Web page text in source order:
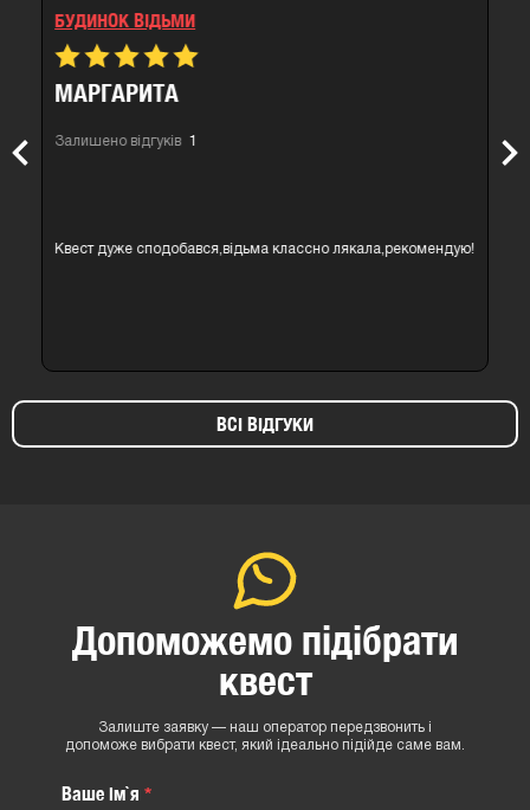
Previous
БУДИНОК ВІДЬМИ
МАРГАРИТА
Залишено відгуків 1
Квест дуже сподобався,відьма классно лякала,рекомендую!
ВСІ ВІДГУКИ
Допоможемо підібрати
квест
Залиште заявку — наш оператор передзвонить і
допоможе вибрати квест, який ідеально підійде саме вам.
Ваше iм`я *